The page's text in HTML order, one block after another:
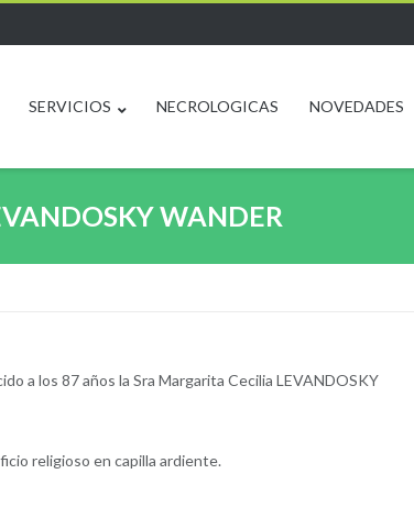
SERVICIOS NECROLOGICAS NOVEDADES
WANDER
a los 87 años la Sra Margarita Cecilia LEVANDOSKY
religioso en capilla ardiente.